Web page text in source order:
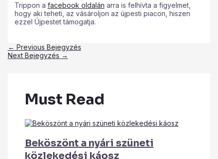
Trippon a facebook oldalán arra is felhívta a figyelmet,
hogy aki teheti, az vásároljon az újpesti piacon, hiszen
ezzel Újpestet támogatja.
← Previous Bejegyzés
Next Bejegyzés →
Must Read
Beköszönt a nyári szüneti
közlekedési káosz